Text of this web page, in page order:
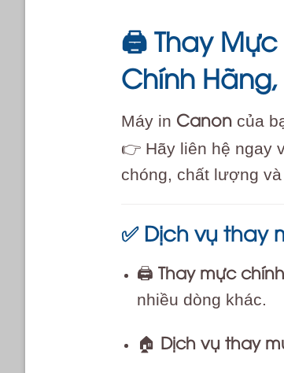
🖨️ Thay
Chính
Máy in Canoncủa
👉 Hãy liên hệ ngay
chóng, chất lượng
✅ Dịch vụ thay
🖨️Thay mực
nhiều dòng khác.
🏠 Dịch vụ thay